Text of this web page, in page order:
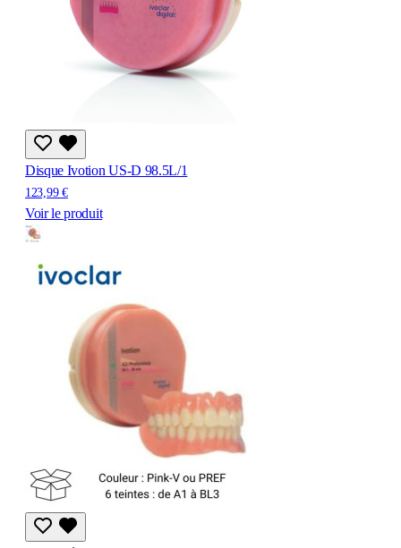
Disque Ivotion US-D 98.5L/1
123,99 €
Voir le produit